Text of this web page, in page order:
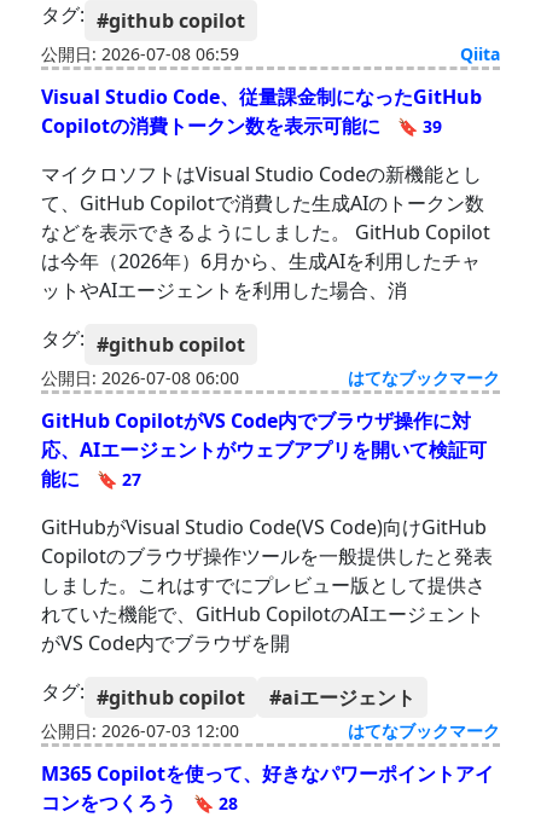
タグ: #github copilot
公開日: 2026-07-08 06:59 Qiita
Visual Studio Code、従量課金制になったGitHub
Copilotの消費トークン数を表示可能に
🔖 39
マイクロソフトはVisual Studio Codeの新機能とし
て、GitHub Copilotで消費した生成AIのトークン数
などを表示できるようにしました。 GitHub Copilot
は今年（2026年）6月から、生成AIを利用したチャ
ットやAIエージェントを利用した場合、消
タグ: #github copilot
公開日: 2026-07-08 06:00 はてなブックマーク
GitHub CopilotがVS Code内でブラウザ操作に対
応、AIエージェントがウェブアプリを開いて検証可
能に
🔖 27
GitHubがVisual Studio Code(VS Code)向けGitHub
Copilotのブラウザ操作ツールを一般提供したと発表
しました。これはすでにプレビュー版として提供さ
れていた機能で、GitHub CopilotのAIエージェント
がVS Code内でブラウザを開
タグ: #github copilot #aiエージェント
公開日: 2026-07-03 12:00 はてなブックマーク
M365 Copilotを使って、好きなパワーポイントアイ
コンをつくろう
🔖 28